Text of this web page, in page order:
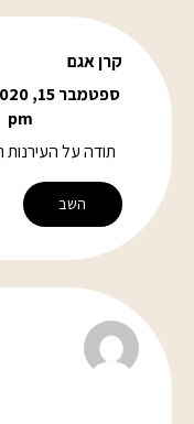
קרן אגם
pm
תודה על העירנות תוקן
השב